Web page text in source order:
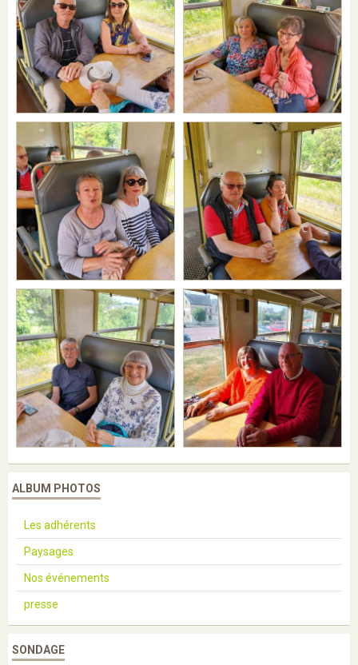
ALBUM PHOTOS
Les adhérents
Paysages
Nos événements
presse
SONDAGE